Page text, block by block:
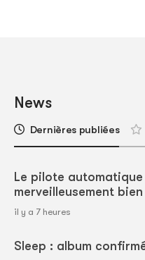
News
Dernières publiées
Le pilote
merveilleusement bien
il y a 7 heures
Sleep : album